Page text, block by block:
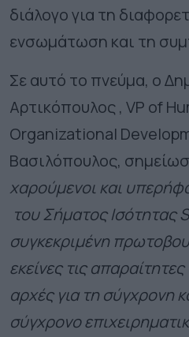
διάλογο για τη
ενσωμάτωση και τη
Σε αυτό το πνεύμα, ο
Αρτικόπουλος , VP of
Organizational
Βασιλόπουλος,
χαρούμενοι και
του Σήματος Ισότητας
συγκεκριμένη
εκείνες τις
αρχές για τη σύγχρονη
σύγχρονο